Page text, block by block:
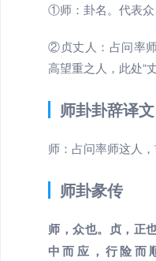
①师：卦名。代表众
②贞丈人：占问率
高望重之人，此处“
师卦卦辞译文
师：占问率师这人，
师卦彖传
师，众也。贞，正
中而应，行险而